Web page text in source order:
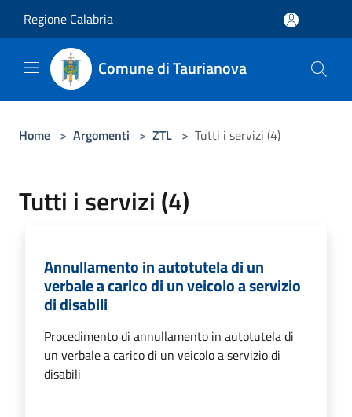
Regione Calabria
Comune di Taurianova
Home > Argomenti > ZTL > Tutti i servizi (4)
Tutti i servizi (4)
Annullamento in autotutela di un
verbale a carico di un veicolo a servizio
di disabili
Procedimento di annullamento in autotutela di
un verbale a carico di un veicolo a servizio di
disabili